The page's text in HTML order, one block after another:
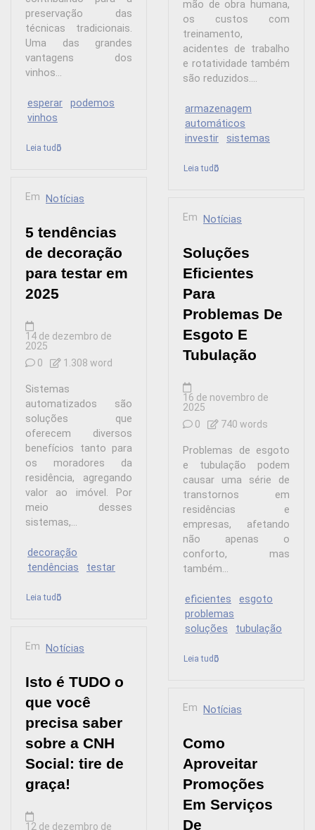
preservação das
técnicas tradicionais.
Uma das grandes
vantagens dos
vinhos...
esperar
podemos
vinhos
Leia tudo
Em Notícias
5 tendências
de decoração
para testar em
2025
14 de dezembro de
2025
0
1.308 word
Sistemas
automatizados são
soluções que
oferecem diversos
benefícios tanto para
os moradores da
residência, agregando
valor ao imóvel. Por
meio desses
sistemas,...
decoração
tendências
testar
Leia tudo
Em Notícias
Isto é TUDO o
que você
precisa saber
sobre a CNH
Social: tire de
graça!
12 de dezembro de
mão de obra humana,
os custos com
treinamento,
acidentes de trabalho
e rotatividade também
são reduzidos....
armazenagem
automáticos
investir
sistemas
Leia tudo
Em Notícias
Soluções
Eficientes
Para
Problemas De
Esgoto E
Tubulação
16 de novembro de
2025
0
740 words
Problemas de esgoto
e tubulação podem
causar uma série de
transtornos em
residências e
empresas, afetando
não apenas o
conforto, mas
também...
eficientes
esgoto
problemas
soluções
tubulação
Leia tudo
Em Notícias
Como
Aproveitar
Promoções
Em Serviços
De